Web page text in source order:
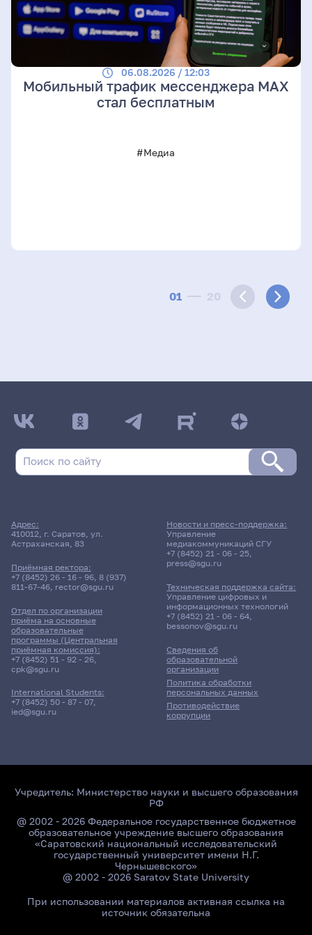
01 20
06.08.2026 / 12:03
Мобильный трафик мессенджера MAX
стал бесплатным
#Медиа
Адрес:
410012, г. Саратов, ул.
Астраханская, 83
Приёмная ректора:
+7 (8452) 26 - 16 - 96, 8 (937)
811-67-46, rector@sgu.ru
Отдел по организации
приёма на основные
образовательные
программы (Центральная
приёмная комиссия):
+7 (8452) 51 - 92 - 26,
cpk@sgu.ru
International Students:
+7 (8452) 50 - 87 - 07,
ied@sgu.ru
Сведения об
образовательной
организации
Политика обработки
персональных данных
Противодействие
коррупции
Новости и пресс-поддержка:
Управление
медиакоммуникаций СГУ
+7 (8452) 21 - 06 - 25,
press@sgu.ru
Техническая поддержка сайта:
Управление цифровых и
информационных технологий
+7 (8452) 21 - 06 - 64,
bessonov@sgu.ru
Учредитель: Министерство науки и высшего образования
РФ
@ 2002 - 2026 Федеральное государственное бюджетное
образовательное учреждение высшего образования
«Саратовский национальный исследовательский
государственный университет имени Н.Г.
Чернышевского»
@ 2002 - 2026 Saratov State University
При использовании материалов активная ссылка на
источник обязательна